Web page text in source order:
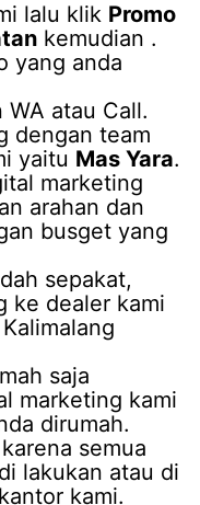
lalu klik Promo
kemudian .
yang anda
atau Call.
dengan team
yaitu Mas Yara.
marketing
arahan dan
busget yang
sepakat,
ke dealer kami
saja
marketing kami
dirumah.
semua
lakukan atau di
kami.